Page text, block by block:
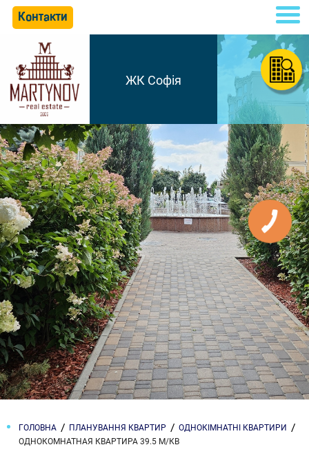
Контакти
ЖК Софія
ГОЛОВНА ПЛАНУВАННЯ КВАРТИР
ОДНОКІМНАТНІ КВАРТИРИ
ОДНОКОМНАТНАЯ КВАРТИРА 39.5 М/КВ